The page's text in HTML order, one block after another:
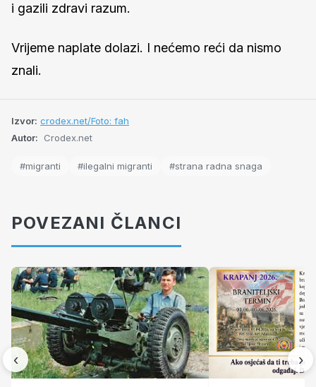
i gazili zdravi razum.
Vrijeme naplate dolazi. I nećemo reći da nismo
znali.
Izvor: crodex.net/Foto: fah
Autor:
Crodex.net
#migranti #ilegalni migranti #strana radna snaga
POVEZANI ČLANCI
‹ ›